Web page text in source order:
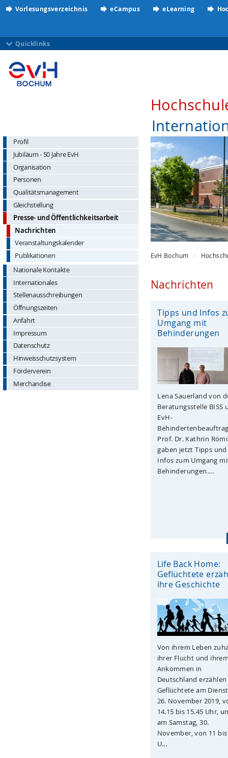
Vorlesungsverzeichnis eCampus eLearning
Quicklinks
Profil
Jubiläum - 50 Jahre EvH
Organisation
Personen
Qualitätsmanagement
Gleichstellung
Presse- und Öffentlichkeitsarbeit
Nachrichten
Veranstaltungskalender
Publikationen
Nationale Kontakte
Internationales
Stellenausschreibungen
Öffnungszeiten
Anfahrt
Impressum
Datenschutz
Hinweisschutzsystem
Förderverein
Merchandise
EvH Bochum
Nachrichten
Tipps und Infos
Umgang mit
Behinderungen
Lena Sauerland von
Beratungsstelle BISS
EvH-
Prof. Dr. Kathrin
gaben jetzt Tipps und
Infos zum Umgang
Behinderungen....
Life Back Home:
Geflüchtete
ihre Geschichte
Von ihrem Leben
ihrer Flucht und
Ankommen in
Deutschland erzählen
Geflüchtete am
26. November 2019,
14.15 bis 15.45 Uhr,
am Samstag, 30.
November, von 11
U...